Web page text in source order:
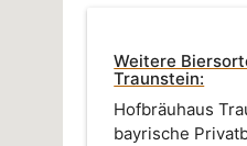
Weitere
Traunstein:
Hofbräuhaus
bayrische